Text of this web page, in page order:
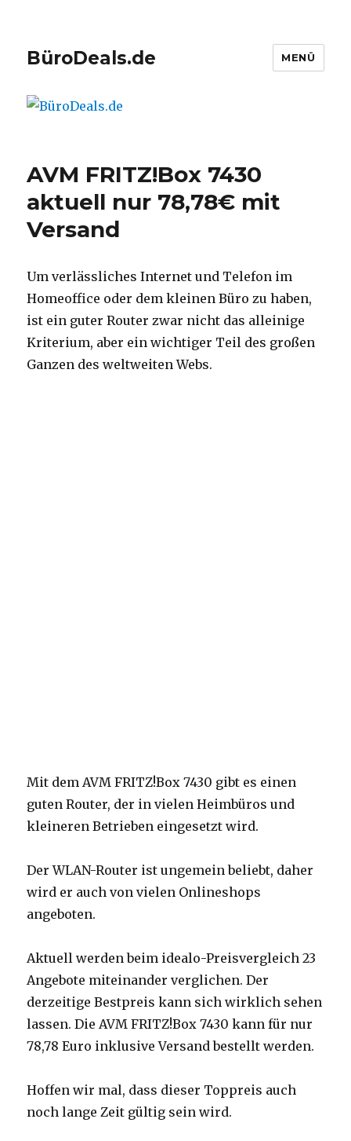
BüroDeals.de MENÜ
AVM FRITZ!Box 7430
aktuell nur 78,78€ mit
Versand
Um verlässliches Internet und Telefon im
Homeoffice oder dem kleinen Büro zu haben,
ist ein guter Router zwar nicht das alleinige
Kriterium, aber ein wichtiger Teil des großen
Ganzen des weltweiten Webs.
Mit dem AVM FRITZ!Box 7430 gibt es einen
guten Router, der in vielen Heimbüros und
kleineren Betrieben eingesetzt wird.
Der WLAN-Router ist ungemein beliebt, daher
wird er auch von vielen Onlineshops
angeboten.
Aktuell werden beim idealo-Preisvergleich 23
Angebote miteinander verglichen. Der
derzeitige Bestpreis kann sich wirklich sehen
lassen. Die AVM FRITZ!Box 7430 kann für nur
78,78 Euro inklusive Versand bestellt werden.
Hoffen wir mal, dass dieser Toppreis auch
noch lange Zeit gültig sein wird.